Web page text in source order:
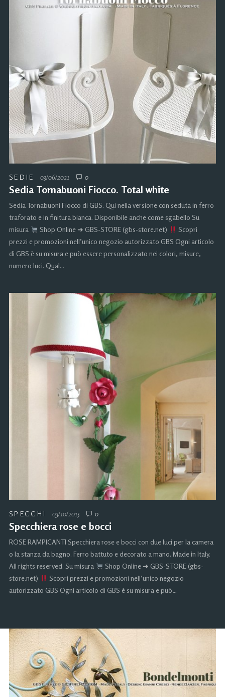
SEDIE 03/06/2021 0
Sedia Tornabuoni Fiocco. Total white
Sedia Tornabuoni Fiocco di GBS. Qui nella versione con seduta in ferro
traforato e in finitura bianca. Disponibile anche come sgabello Su
misura
Shop Online ➜ GBS-STORE (gbs-store.net)
Scopri
prezzi e promozioni nell’unico negozio autorizzato GBS Ogni articolo
di GBS è su misura e può essere personalizzato nei colori, misure,
numero luci. Qual…
SPECCHI 03/10/2015 0
Specchiera rose e bocci
ROSE RAMPICANTI Specchiera rose e bocci con due luci per la camera
o la stanza da bagno. Ferro battuto e decorato a mano. Made in Italy.
All rights reserved. Su misura
Shop Online ➜ GBS-STORE (gbs-
store.net)
Scopri prezzi e promozioni nell’unico negozio
autorizzato GBS Ogni articolo di GBS è su misura e può…